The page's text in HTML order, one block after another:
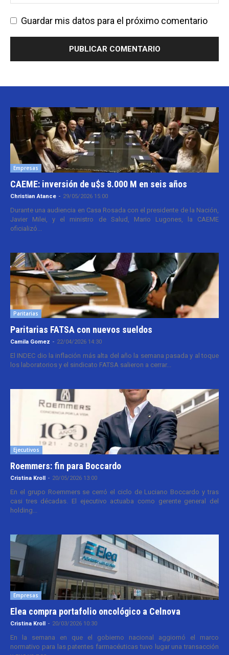
Guardar mis datos para el próximo comentario
Empresas
CAEME: inversión de u$s 8.000 M en seis años
Christian Atance - 29/05/2026 15:00
Durante una audiencia en Casa Rosada con el presidente de la Nación,
Javier Milei, y el ministro de Salud, Mario Lugones, la CAEME
oficializó...
Paritarias
Paritarias FATSA con nuevos sueldos
Camila Gomez - 22/04/2026 14:30
El INDEC dio la inflación más alta del año la semana pasada y al toque
los laboratorios y el sindicato FATSA salieron a cerrar...
Ejecutivos
Roemmers: fin para Boccardo
Cristina Kroll - 20/05/2026 13:00
En el grupo Roemmers se cerró el ciclo de Luciano Boccardo y tras
casi tres décadas. El ejecutivo actuaba como gerente general del
holding...
Empresas
Elea compra portafolio oncológico a Celnova
Cristina Kroll - 20/03/2026 10:30
En la semana en que el gobierno nacional aggiornó el marco
normativo para las patentes farmacéuticas tuvo lugar una transacción